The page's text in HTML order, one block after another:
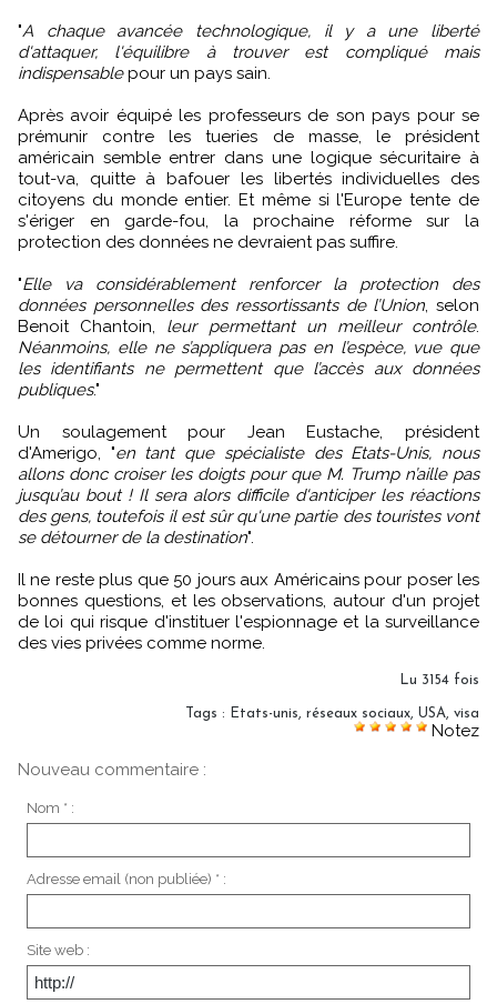
"A chaque avancée technologique, il y a une liberté
d'attaquer, l'équilibre à trouver est compliqué mais
indispensablepour un pays sain.
Après avoir équipé les professeurs de son pays pour se
prémunir contre les tueries de masse, le président
américain semble entrer dans une logique sécuritaire à
tout-va, quitte à bafouer les libertés individuelles des
citoyens du monde entier. Et même si l'Europe tente de
s'ériger en garde-fou, la prochaine réforme sur la
protection des données ne devraient pas suffire.
"Elle va considérablement renforcer la protection des
données personnelles des ressortissants de l’Union, selon
Benoit Chantoin, leur permettant un meilleur contrôle.
Néanmoins, elle ne s’appliquera pas en l’espèce, vue que
les identifiants ne permettent que l’accès aux données
publiques."
Un soulagement pour Jean Eustache, président
d'Amerigo, "en tant que spécialiste des Etats-Unis, nous
allons donc croiser les doigts pour que M. Trump n’aille pas
jusqu’au bout ! Il sera alors difficile d'anticiper les réactions
des gens, toutefois il est sûr qu'une partie des touristes vont
se détourner de la destination".
Il ne reste plus que 50 jours aux Américains pour poser les
bonnes questions, et les observations, autour d'un projet
de loi qui risque d'instituer l'espionnage et la surveillance
des vies privées comme norme.
Lu 3154 fois
Tags : Etats-unis, réseaux sociaux, USA, visa
Notez
Nouveau commentaire :
Nom * :
Adresse email (non publiée) * :
Site web :